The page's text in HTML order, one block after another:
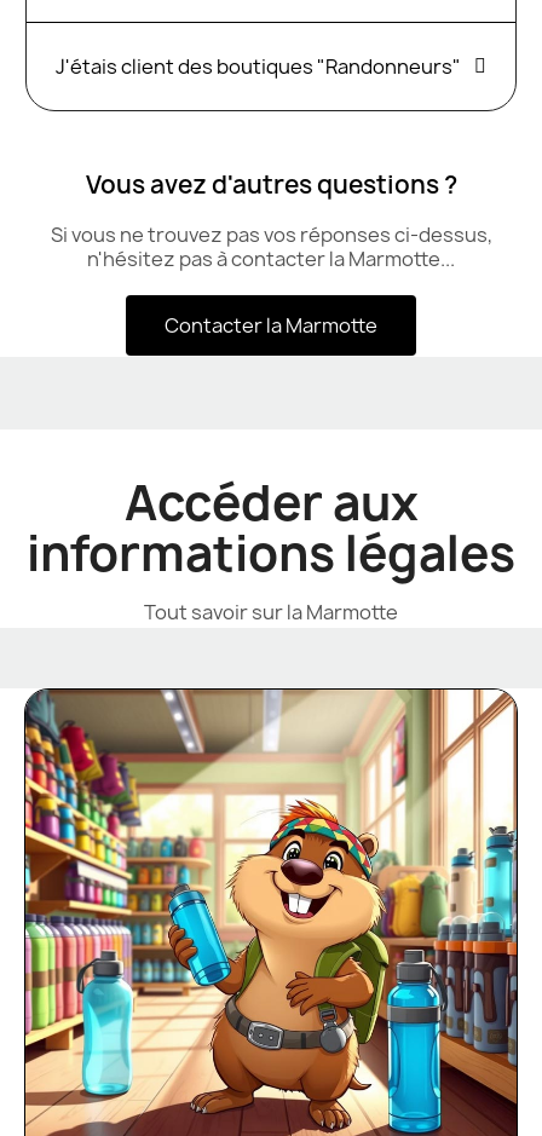
J'étais client des boutiques "Randonneurs"
Vous avez d'autres questions ?
Si vous ne trouvez pas vos réponses ci-dessus,
n'hésitez pas à contacter la Marmotte...
Contacter la Marmotte
Accéder aux
informations légales
Tout savoir sur la Marmotte